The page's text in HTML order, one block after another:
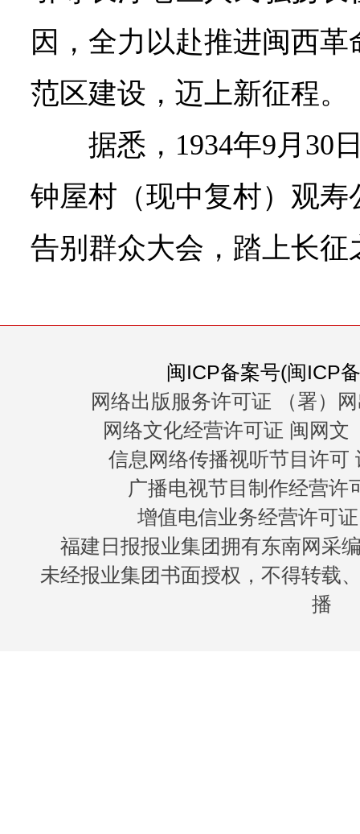
因，全力以赴推进闽西
范区建设，迈上新征程。
据悉，1934年9月30
钟屋村（现中复村）观
告别群众大会，踏上长征
闽ICP备案号(闽ICP
网络出版服务许可证 （署）
网络文化经营许可证 闽网文
信息网络传播视听节目许可
广播电视节目制作经营许
增值电信业务经营许可
福建日报报业集团拥有东南网采
未经报业集团书面授权，不得转载
播